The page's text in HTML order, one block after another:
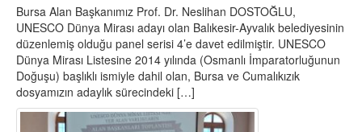
Bursa Alan Başkanımız Prof. Dr. Neslihan DOSTOĞLU,
UNESCO Dünya Mirası adayı olan Balıkesir-Ayvalık belediyesinin
düzenlemiş olduğu panel serisi 4’e davet edilmiştir. UNESCO
Dünya Mirası Listesine 2014 yılında (Osmanlı İmparatorluğunun
Doğuşu) başlıklı ismiyle dahil olan, Bursa ve Cumalıkızık
dosyamızın adaylık sürecindeki […]